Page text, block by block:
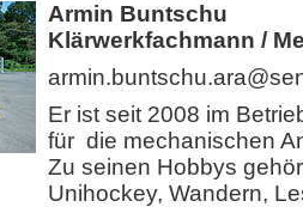
Armin Buntschu
Klärwerkfachmann /
Er ist seit 2008 im
für die mechanischen
Zu seinen Hobbys
Unihockey, Wandern,